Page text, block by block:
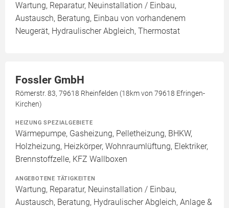
Wartung, Reparatur, Neuinstallation / Einbau,
Austausch, Beratung, Einbau von vorhandenem
Neugerät, Hydraulischer Abgleich, Thermostat
Fossler GmbH
Römerstr. 83, 79618 Rheinfelden (18km von 79618 Efringen-
Kirchen)
HEIZUNG SPEZIALGEBIETE
Wärmepumpe, Gasheizung, Pelletheizung, BHKW,
Holzheizung, Heizkörper, Wohnraumlüftung, Elektriker,
Brennstoffzelle, KFZ Wallboxen
ANGEBOTENE TÄTIGKEITEN
Wartung, Reparatur, Neuinstallation / Einbau,
Austausch, Beratung, Hydraulischer Abgleich, Anlage &